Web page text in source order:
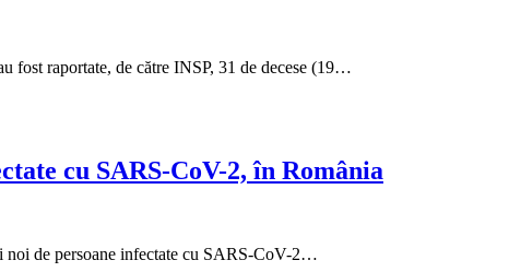
fost raportate, de către INSP, 31 de decese (19…
cu SARS-CoV-2, în România
noi de persoane infectate cu SARS-CoV-2…